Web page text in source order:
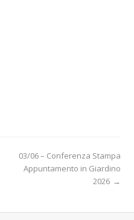
03/06 – Conferenza Stampa
Appuntamento in Giardino
2026 →